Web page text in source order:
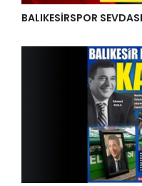
BALIKESİRSPOR